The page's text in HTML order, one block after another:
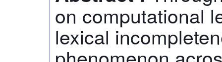
on computational
lexical